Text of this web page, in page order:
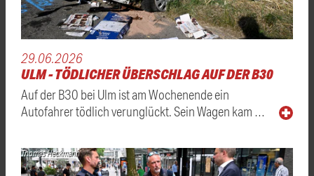
29.06.2026
ULM - TÖDLICHER ÜBERSCHLAG AUF DER B30
Auf der B30 bei Ulm ist am Wochenende ein
Autofahrer tödlich verunglückt. Sein Wagen kam …
Thomas Heckmann